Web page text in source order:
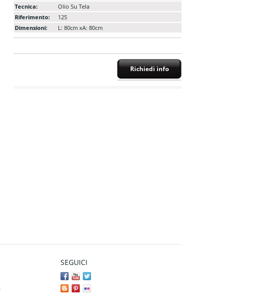
Tecnica:
Olio Su Tela
Riferimento:
125
Dimensioni:
L: 80cm xA: 80cm
Richiedi info
SEGUICI